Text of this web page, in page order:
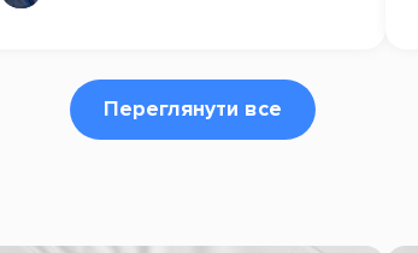
Переглянути все